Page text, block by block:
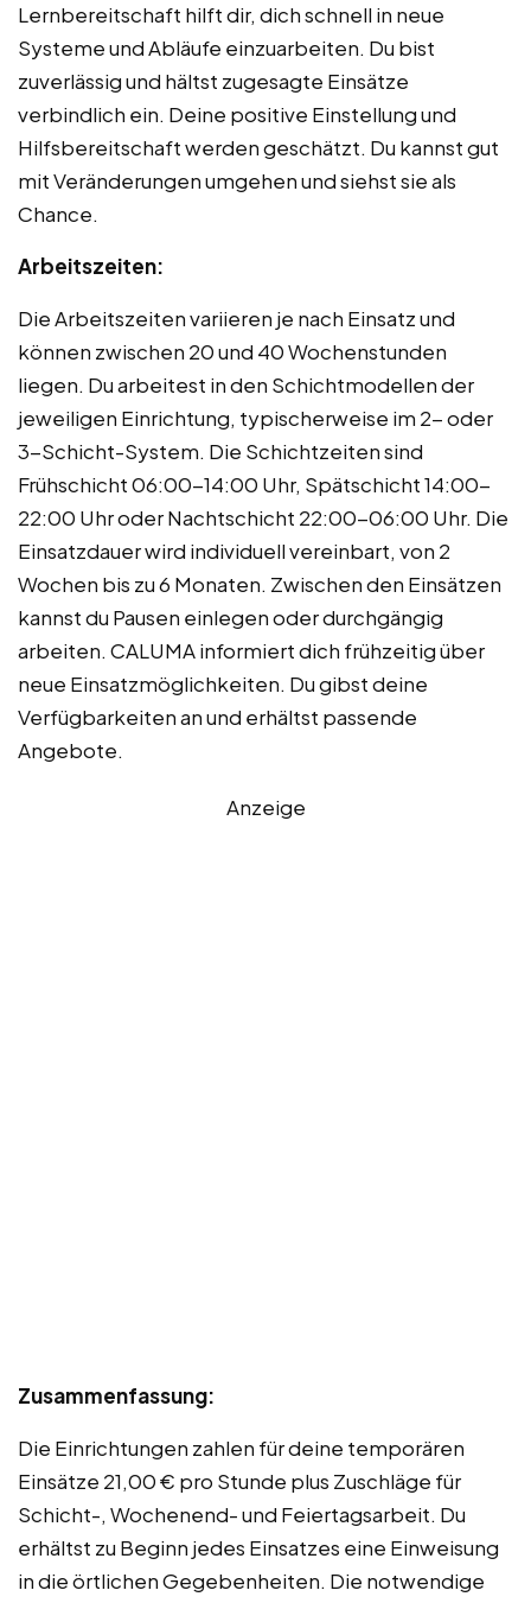
Lernbereitschaft hilft dir, dich schnell in neue
Systeme und Abläufe einzuarbeiten. Du bist
zuverlässig und hältst zugesagte Einsätze
verbindlich ein. Deine positive Einstellung und
Hilfsbereitschaft werden geschätzt. Du kannst gut
mit Veränderungen umgehen und siehst sie als
Chance.
Arbeitszeiten:
Die Arbeitszeiten variieren je nach Einsatz und
können zwischen 20 und 40 Wochenstunden
liegen. Du arbeitest in den Schichtmodellen der
jeweiligen Einrichtung, typischerweise im 2- oder
3-Schicht-System. Die Schichtzeiten sind
Frühschicht 06:00-14:00 Uhr, Spätschicht 14:00-
22:00 Uhr oder Nachtschicht 22:00-06:00 Uhr. Die
Einsatzdauer wird individuell vereinbart, von 2
Wochen bis zu 6 Monaten. Zwischen den Einsätzen
kannst du Pausen einlegen oder durchgängig
arbeiten. CALUMA informiert dich frühzeitig über
neue Einsatzmöglichkeiten. Du gibst deine
Verfügbarkeiten an und erhältst passende
Angebote.
Anzeige
Zusammenfassung:
Die Einrichtungen zahlen für deine temporären
Einsätze 21,00 € pro Stunde plus Zuschläge für
Schicht-, Wochenend- und Feiertagsarbeit. Du
erhältst zu Beginn jedes Einsatzes eine Einweisung
in die örtlichen Gegebenheiten. Die notwendige